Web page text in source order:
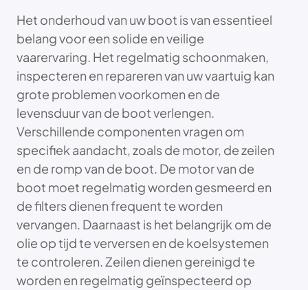
Het onderhoud van uw boot is van essentieel
belang voor een solide en veilige
vaarervaring. Het regelmatig schoonmaken,
inspecteren en repareren van uw vaartuig kan
grote problemen voorkomen en de
levensduur van de boot verlengen.
Verschillende componenten vragen om
specifiek aandacht, zoals de motor, de zeilen
en de romp van de boot. De motor van de
boot moet regelmatig worden gesmeerd en
de filters dienen frequent te worden
vervangen. Daarnaast is het belangrijk om de
olie op tijd te verversen en de koelsystemen
te controleren. Zeilen dienen gereinigd te
worden en regelmatig geïnspecteerd op